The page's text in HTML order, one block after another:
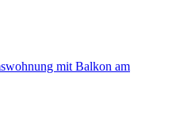
mit Balkon am